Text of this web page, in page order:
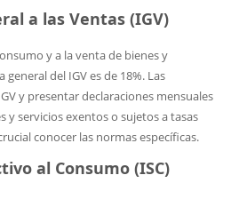
a las Ventas (IGV)
y a la venta de bienes y
del IGV es de 18%. Las
y presentar declaraciones mensuales
y servicios exentos o sujetos a tasas
conocer las normas específicas.
al Consumo (ISC)